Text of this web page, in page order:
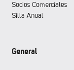
Socios Comerciales
Silla Anual
General